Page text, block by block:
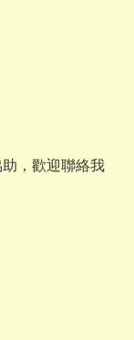
，歡迎聯絡我